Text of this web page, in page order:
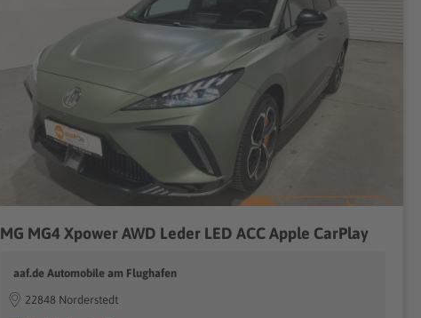
MG MG4 Xpower AWD Leder LED ACC Apple CarPlay
aaf.de Automobile am Flughafen
22848 Norderstedt